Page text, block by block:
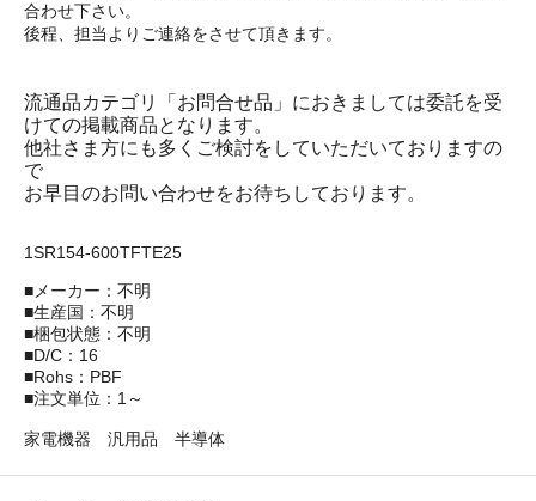
合わせ下さい。
後程、担当よりご連絡をさせて頂きます。
流通品カテゴリ「お問合せ品」におきましては委託を受
けての掲載商品となります。
他社さま方にも多くご検討をしていただいておりますの
で
お早目のお問い合わせをお待ちしております。
1SR154-600TFTE25
■メーカー：不明
■生産国：不明
■梱包状態：不明
■D/C：16
■Rohs：PBF
■注文単位：1～
家電機器 汎用品 半導体